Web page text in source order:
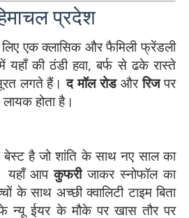
प्रदेश
लिए एक क्लासिक और फैमिली फ्रेंडली
यहाँ की ठंडी हवा, बर्फ से ढके रास्ते
लगते हैं।द मॉल रोडऔररिजपर
होता है।
बेस्ट है जो शांति के साथ नए साल का
यहाँ आपकुफरीजाकर स्नोफॉल का
साथ अच्छी क्वालिटी टाइम बिता
ईयर के मौके पर खास तौर पर